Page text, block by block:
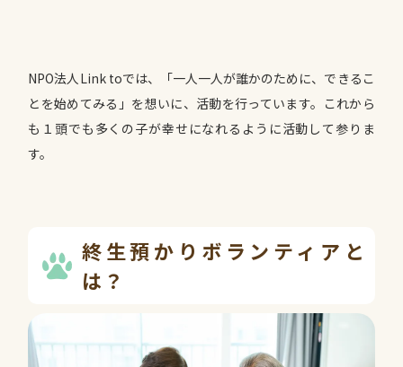
NPO法人Link toでは、「一人一人が誰かのために、できるこ
とを始めてみる」を想いに、活動を行っています。これから
も１頭でも多くの子が幸せになれるように活動して参りま
す。
終生預かりボランティアと
は？